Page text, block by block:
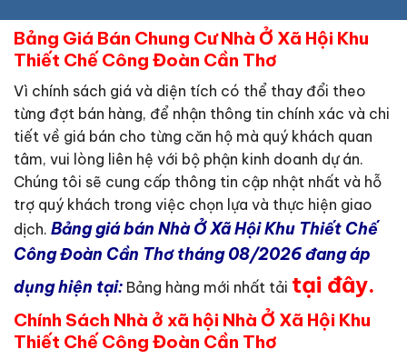
Bảng Giá Bán Chung Cư Nhà Ở Xã Hội Khu
Thiết Chế Công Đoàn Cần Thơ
Vì chính sách giá và diện tích có thể thay đổi theo
từng đợt bán hàng, để nhận thông tin chính xác và chi
tiết về giá bán cho từng căn hộ mà quý khách quan
tâm, vui lòng liên hệ với bộ phận kinh doanh dự án.
Chúng tôi sẽ cung cấp thông tin cập nhật nhất và hỗ
trợ quý khách trong việc chọn lựa và thực hiện giao
dịch. Bảng giá bán Nhà Ở Xã Hội Khu Thiết Chế
Công Đoàn Cần Thơ tháng 08/2026 đang áp
dụng hiện tại: Bảng hàng mới nhất tải tại đây.
Chính Sách Nhà ở xã hội Nhà Ở Xã Hội Khu
Thiết Chế Công Đoàn Cần Thơ